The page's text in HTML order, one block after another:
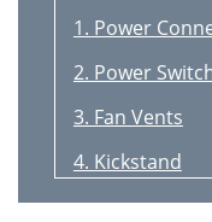
1. Power
2. Power
3. Fan Vents
4. Kickstand
Owner’s